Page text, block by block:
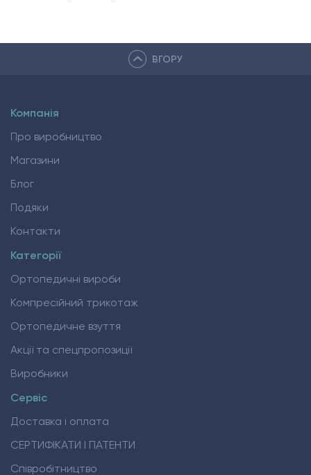
ВГОРУ
Компанія
Про виробництво
Магазини
Блог
Подяки
Контакти
Категорії
Ортопедичні вироби
Компресійний трикотаж
Ортопедичне взуття
Акції та спецпропозиції
Виробники
Сервіс
Доставка і оплата
СЕРТИФІКАТИ І ПАТЕНТИ
Співробітництво